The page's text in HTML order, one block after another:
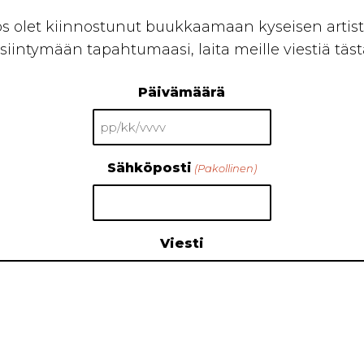
olet kiinnostunut buukkaamaan kyseisen
tapahtumaasi, laita meille viestiä
Päivämäärä
PP
KKSähköposti (Pakollinen)
Viesti